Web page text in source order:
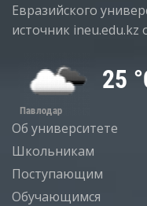
Евразийского
источник ineu.edu.kz
Об университете
Школьникам
Поступающим
Обучающимся